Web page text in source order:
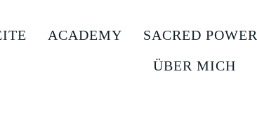
ACADEMY SACRED POWER
ÜBER MICH